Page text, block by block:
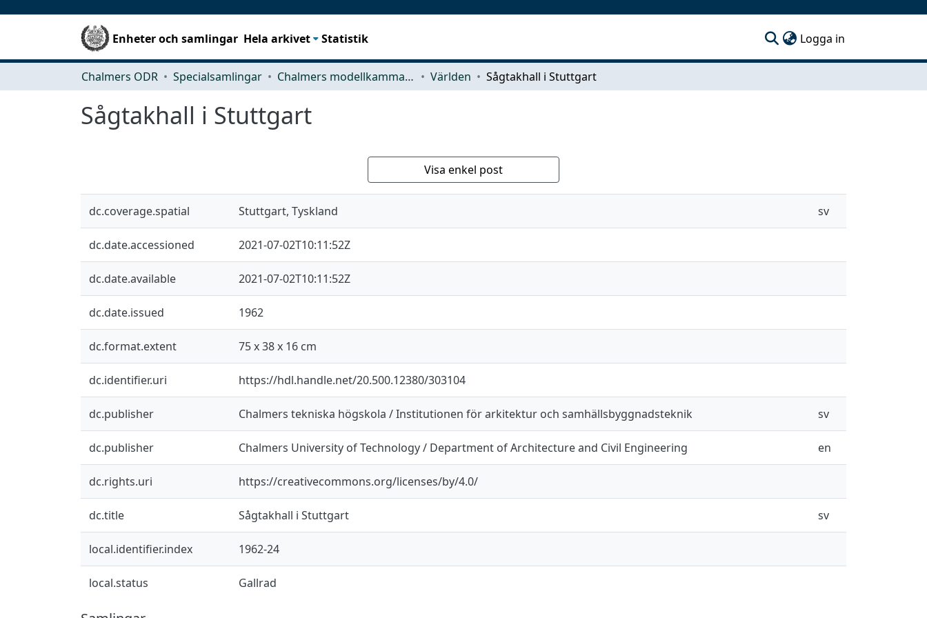
Enheter och samlingar Hela arkivet Statistik Logga in
Chalmers ODR Specialsamlingar Chalmers modellkammare Världen Sågtakhall i Stuttgart
Sågtakhall i Stuttgart
Visa enkel post
dc.coverage.spatial Stuttgart, Tyskland sv
dc.date.accessioned 2021-07-02T10:11:52Z
dc.date.available 2021-07-02T10:11:52Z
dc.date.issued 1962
dc.format.extent 75 x 38 x 16 cm
dc.identifier.uri https://hdl.handle.net/20.500.12380/303104
dc.publisher Chalmers tekniska högskola / Institutionen för arkitektur och samhällsbyggnadsteknik sv
dc.publisher Chalmers University of Technology / Department of Architecture and Civil Engineering en
dc.rights.uri https://creativecommons.org/licenses/by/4.0/
dc.title Sågtakhall i Stuttgart sv
local.identifier.index 1962-24
local.status Gallrad